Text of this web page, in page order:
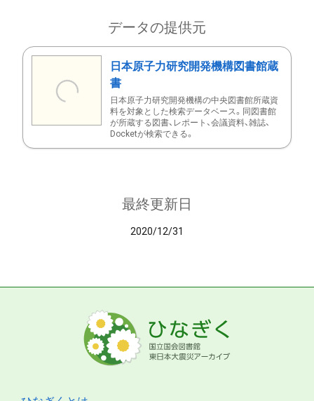
データの提供元
日本原子力研究開発機構図書館蔵
書
日本原子力研究開発機構の中央図書館所蔵資
料を対象とした検索データベース。同図書館
が所蔵する図書、レポート、会議資料、雑誌、
Docketが検索できる。
最終更新日
2020/12/31